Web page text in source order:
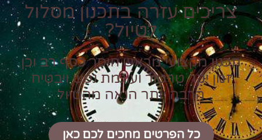
צריכים עזרה בתכנון מסלול
לטיול?
תכנון מקצועי מראש חוסך כסף רב וכן
זמן יקר טרטור ועוגמת נפש ויבטיח
הרבה יותר הנאה מהטיול
כל הפרטים מחכים לכם כאן